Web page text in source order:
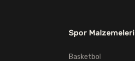
Spor Malzemeleri
Basketbol